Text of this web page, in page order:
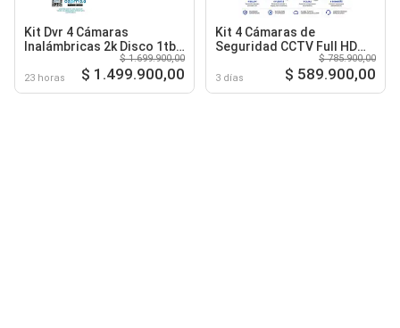
Kit Dvr 4 Cámaras
Inalámbricas 2k Disco 1tb
23 horas
$ 1.699.900,00
$ 1.499.900,00
Kit 4 Cámaras de
Seguridad CCTV Full HD
1080P Monitoreo 24/7
3 días
$ 785.900,00
$ 589.900,00